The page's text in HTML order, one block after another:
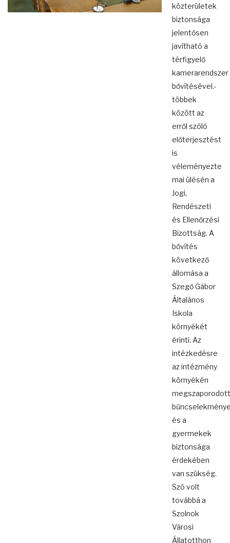
közterületek
biztonsága
jelentősen
javítható a
térfigyelő
kamerarendszer
bővítésével.-
többek
között az
erről szóló
előterjesztést
is
véleményezte
mai ülésén a
Jogi,
Rendészeti
és Ellenőrzési
Bizottság. A
bővítés
következő
állomása a
Szegő Gábor
Általános
Iskola
környékét
érinti. Az
intézkedésre
az intézmény
környékén
megszaporodott
és a
gyermekek
biztonsága
érdekében
van szükség.
Szó volt
továbbá a
Szolnok
Városi
Állatotthon